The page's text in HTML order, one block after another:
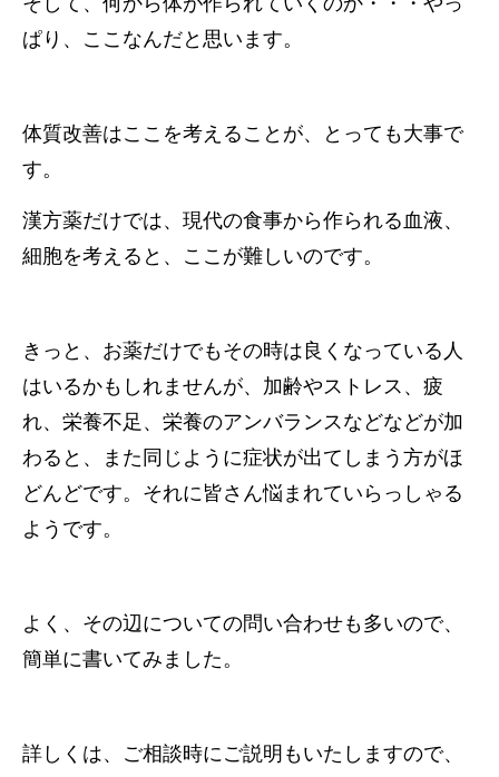
ぱり、ここなんだと思います。
体質改善はここを考えることが、とっても大事で
す。
漢方薬だけでは、現代の食事から作られる血液、
細胞を考えると、ここが難しいのです。
きっと、お薬だけでもその時は良くなっている人
はいるかもしれませんが、加齢やストレス、疲
れ、栄養不足、栄養のアンバランスなどなどが加
わると、また同じように症状が出てしまう方がほ
どんどです。それに皆さん悩まれていらっしゃる
ようです。
よく、その辺についての問い合わせも多いので、
簡単に書いてみました。
詳しくは、ご相談時にご説明もいたしますので、